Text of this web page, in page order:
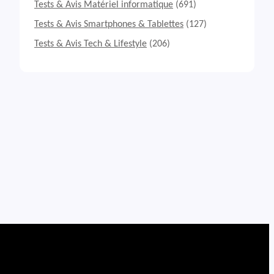
Tests & Avis Matériel informatique (691)
Tests & Avis Smartphones & Tablettes (127)
Tests & Avis Tech & Lifestyle (206)